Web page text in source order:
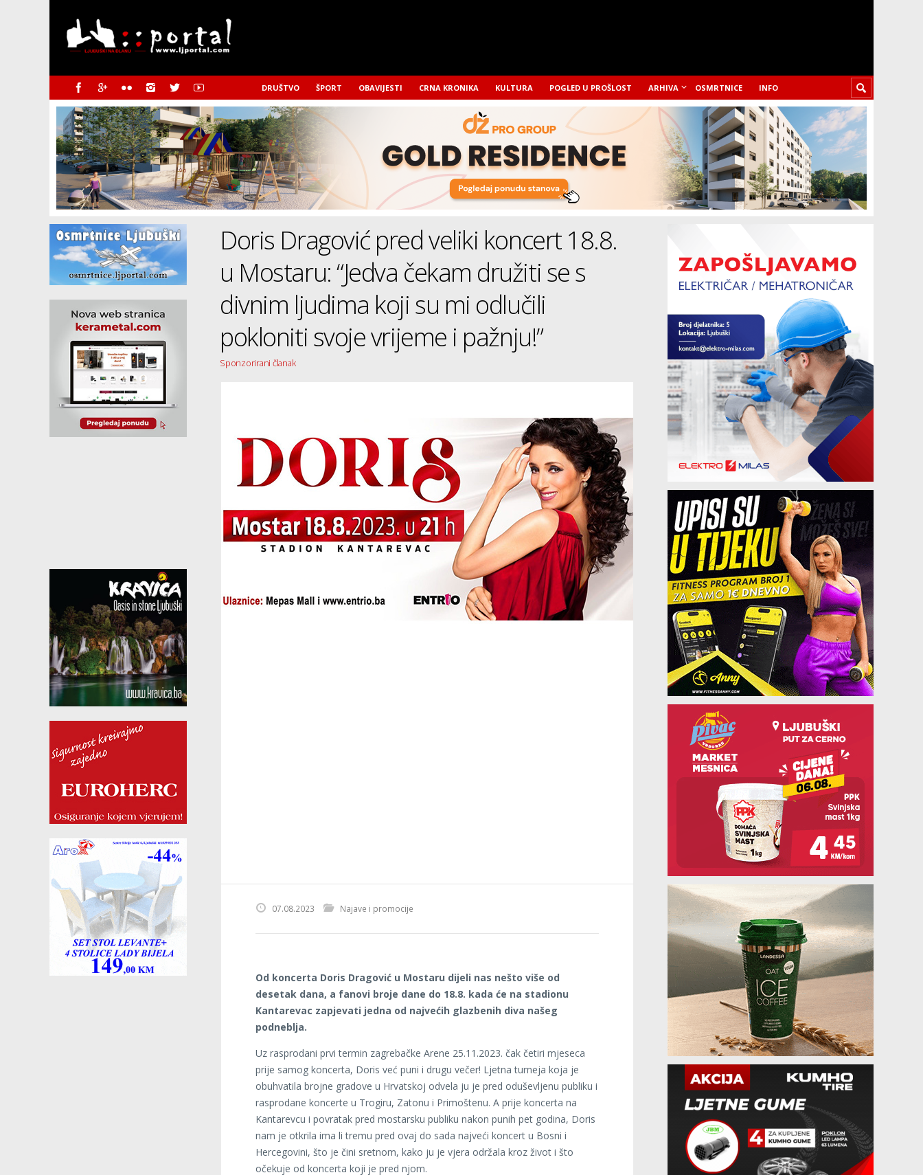
DRUŠTVO ŠPORT OBAVIJESTI CRNA KRONIKA KULTURA POGLED U PROŠLOST ARHIVA OSMRTNICE INFO
Doris Dragović pred veliki koncert 18.8.
u Mostaru: “Jedva čekam družiti se s
divnim ljudima koji su mi odlučili
pokloniti svoje vrijeme i pažnju!”
Sponzorirani članak
07.08.2023 Najave i promocije
Od koncerta Doris Dragović u Mostaru dijeli nas nešto više od
desetak dana, a fanovi broje dane do 18.8. kada će na stadionu
Kantarevac zapjevati jedna od najvećih glazbenih diva našeg
podneblja.
Uz rasprodani prvi termin zagrebačke Arene 25.11.2023. čak četiri mjeseca
prije samog koncerta, Doris već puni i drugu večer! Ljetna turneja koja je
obuhvatila brojne gradove u Hrvatskoj odvela ju je pred oduševljenu publiku i
rasprodane koncerte u Trogiru, Zatonu i Primoštenu. A prije koncerta na
Kantarevcu i povratak pred mostarsku publiku nakon punih pet godina, Doris
nam je otkrila ima li tremu pred ovaj do sada najveći koncert u Bosni i
Hercegovini, što je čini sretnom, kako ju je vjera održala kroz život i što
očekuje od koncerta koji je pred njom.